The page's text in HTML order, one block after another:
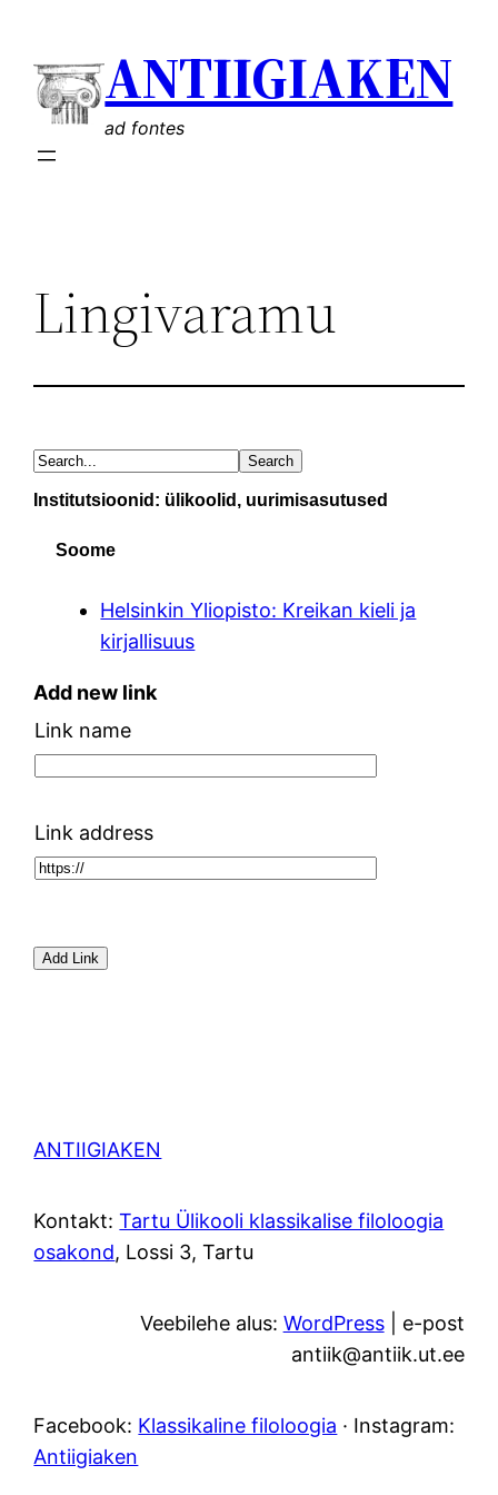
sisu
juurde
ANTIIGIAKEN
ad fontes
Lingivaramu
Institutsioonid: ülikoolid, uurimisasutused
Soome
Helsinkin Yliopisto: Kreikan kieli ja
kirjallisuus
Add new link
Link name
Link address
ANTIIGIAKEN
Kontakt:Tartu Ülikooli klassikalise filoloogia
osakond, Lossi 3, Tartu
Veebilehe alus: WordPress| e-post
antiik@antiik.ut.ee
Facebook: Klassikaline filoloogia · Instagram:
Antiigiaken